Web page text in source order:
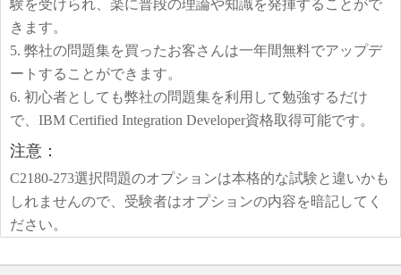
験を受けられ、楽に普段の理論や知識を発揮することがで
きます。
5. 弊社の問題集を買ったお客さんは一年間無料でアップデ
ートすることができます。
6. 初心者としても弊社の問題集を利用して勉強するだけ
で、IBM Certified Integration Developer資格取得可能です。
注意：
C2180-273選択問題のオプションは本格的な試験と違いかも
しれませんので、受験者はオプションの内容を暗記してく
ださい。